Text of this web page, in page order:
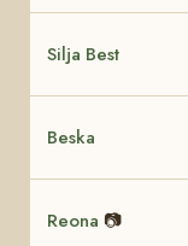
Silja Best
Beska
Reona 📷